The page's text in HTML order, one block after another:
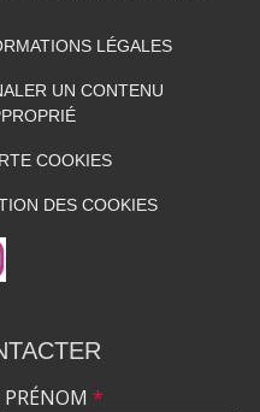
LÉGALES
UN CONTENU
COOKIES
DES COOKIES
PRÉNOM *